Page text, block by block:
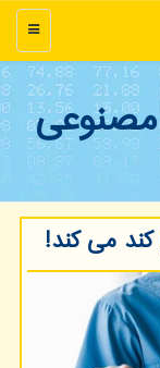
منو
می کند!